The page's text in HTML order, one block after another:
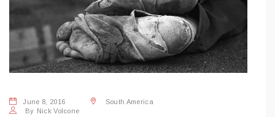
June 8, 2016
South America
By Nick Volcone